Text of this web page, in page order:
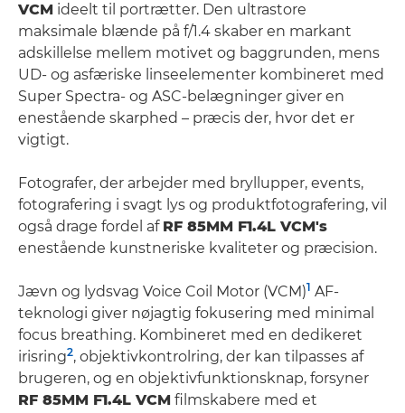
VCM ideelt til portrætter. Den ultrastore
maksimale blænde på f/1.4 skaber en markant
adskillelse mellem motivet og baggrunden, mens
UD- og asfæriske linseelementer kombineret med
Super Spectra- og ASC-belægninger giver en
enestående skarphed – præcis der, hvor det er
vigtigt.
Fotografer, der arbejder med bryllupper, events,
fotografering i svagt lys og produktfotografering, vil
også drage fordel af RF 85MM F1.4L VCM's
enestående kunstneriske kvaliteter og præcision.
Jævn og lydsvag Voice Coil Motor (VCM)1 AF-
teknologi giver nøjagtig fokusering med minimal
focus breathing. Kombineret med en dedikeret
irisring2, objektivkontrolring, der kan tilpasses af
brugeren, og en objektivfunktionsknap, forsyner
RF 85MM F1.4L VCM filmskabere med et